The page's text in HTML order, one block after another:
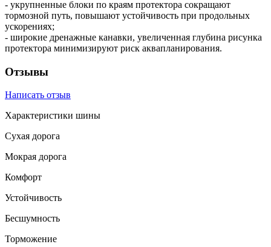
- укрупненные блоки по краям протектора сокращают
тормозной путь, повышают устойчивость при продольных
ускорениях;
- широкие дренажные канавки, увеличенная глубина рисунка
протектора минимизируют риск аквапланирования.
Отзывы
Написать отзыв
Характеристики шины
Сухая дорога
Мокрая дорога
Комфорт
Устойчивость
Бесшумность
Торможение